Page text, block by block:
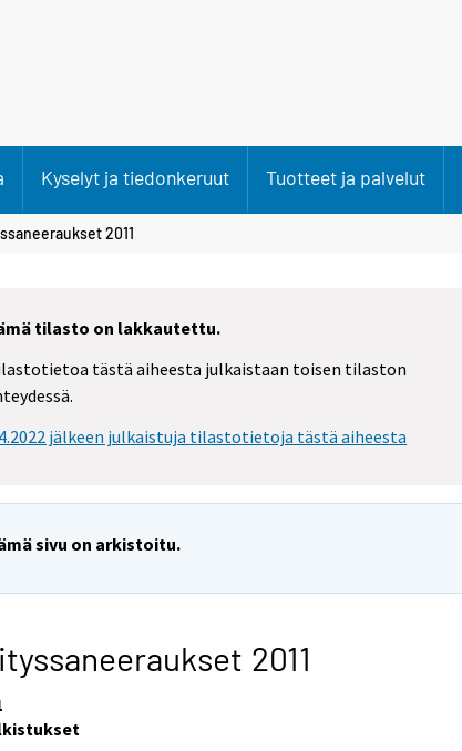
Kyselyt ja tiedonkeruut Tuotteet ja palvelut
2011
tilasto on lakkautettu.
tästä aiheesta julkaistaan toisen tilaston
jälkeen julkaistuja tilastotietoja tästä aiheesta
sivu on arkistoitu.
2011